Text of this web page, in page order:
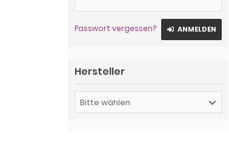
Passwort vergessen? ANMELDEN
Hersteller
Bitte wählen